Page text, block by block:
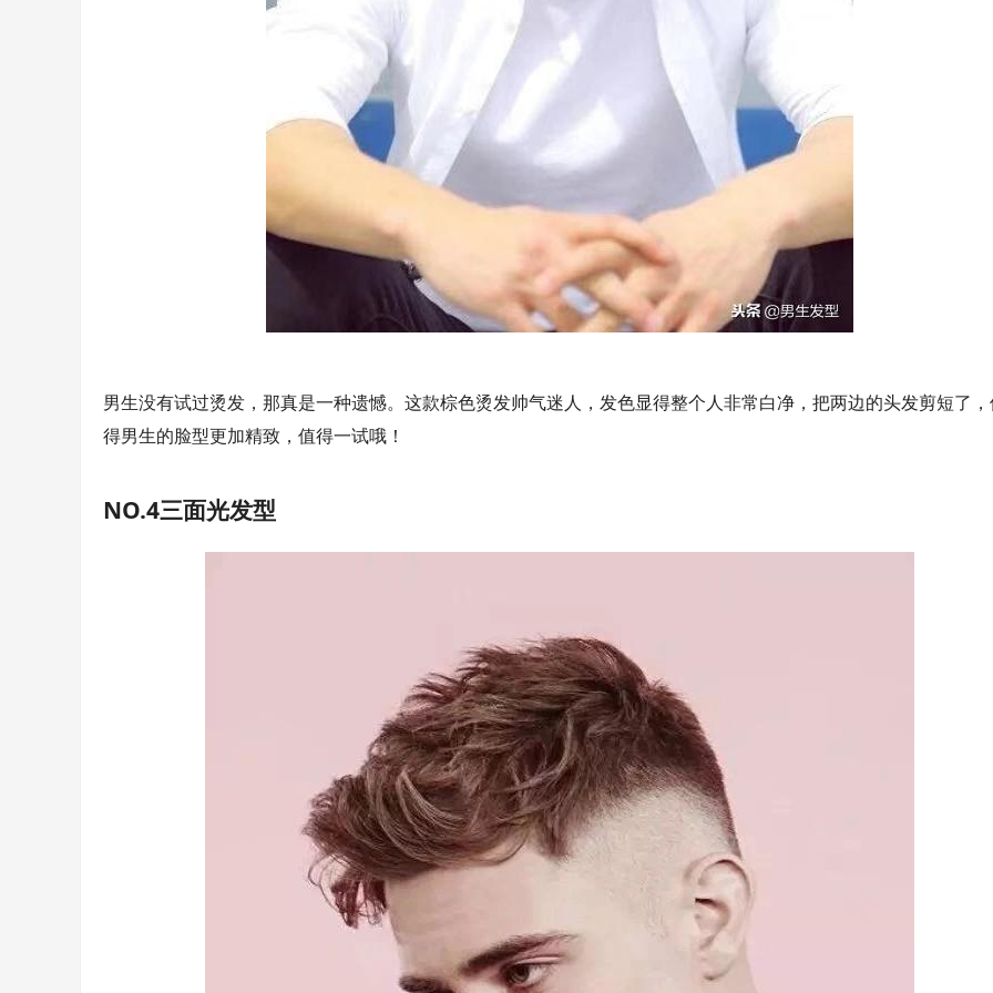
男生没有试过烫发，那真是一种遗憾。这款棕色烫发帅气迷人，发色显得整个人非常白净，把两边的头发剪短了
得男生的脸型更加精致，值得一试哦！
NO.4三面光发型